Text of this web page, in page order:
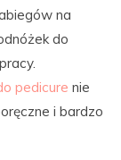
na
do
pedicure nie
i bardzo